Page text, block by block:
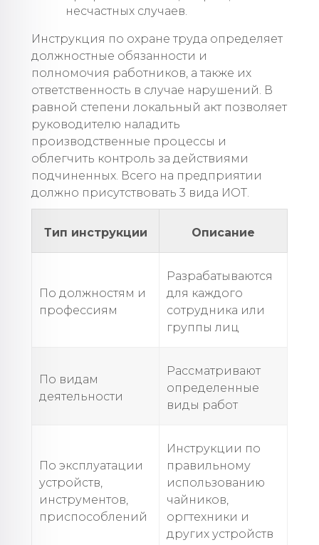
несчастных случаев.
Инструкция по охране труда определяет
должностные обязанности и
полномочия работников, а также их
ответственность в случае нарушений. В
равной степени локальный акт позволяет
руководителю наладить
производственные процессы и
облегчить контроль за действиями
подчиненных. Всего на предприятии
должно присутствовать 3 вида ИОТ.
Тип инструкции Описание
По должностям и
профессиям
Разрабатываются
для каждого
сотрудника или
группы лиц
По видам
деятельности
Рассматривают
определенные
виды работ
По эксплуатации
устройств,
инструментов,
приспособлений
Инструкции по
правильному
использованию
чайников,
оргтехники и
других устройств